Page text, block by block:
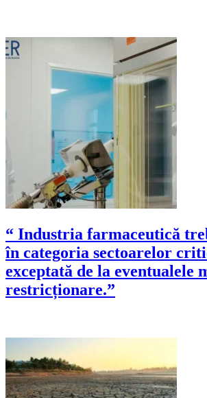
“ Industria farmaceutică
în categoria sectoarelor
exceptată de la eventualele
restricționare.”